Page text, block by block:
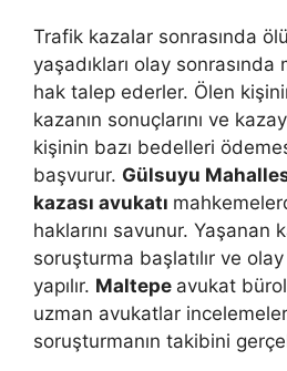
Trafik kazalar sonrasında
yaşadıkları olay
hak talep ederler. Ölen
kazanın sonuçlarını ve
kişinin bazı bedelleri
başvurur. Gülsuyu
kazası avukatı
haklarını savunur. Yaşanan
soruşturma başlatılır ve
yapılır. Maltepe avukat
uzman avukatlar
soruşturmanın takibini